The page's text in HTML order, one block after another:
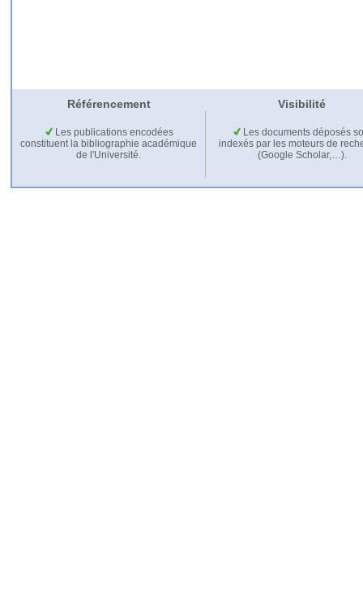
Référencement Visibilité
Les publications encodées
constituent la bibliographie académique
de l'Université.
Les documents déposés
indexés par les moteurs de
(Google Scholar,…).